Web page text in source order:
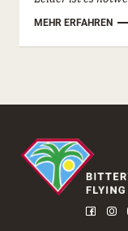
MEHR ERFAHREN